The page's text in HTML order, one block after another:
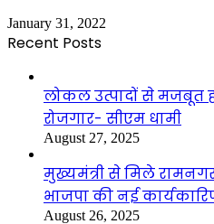
January 31, 2022
Recent Posts
लोकल उत्पादों से मजबूत
रोजगार- सीएम धामी
August 27, 2025
मुख्यमंत्री से मिले
भाजपा की नई
August 26, 2025